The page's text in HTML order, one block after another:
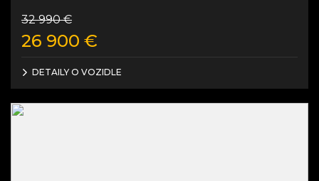
32 990€
26 900 €
DETAILY O VOZIDLE